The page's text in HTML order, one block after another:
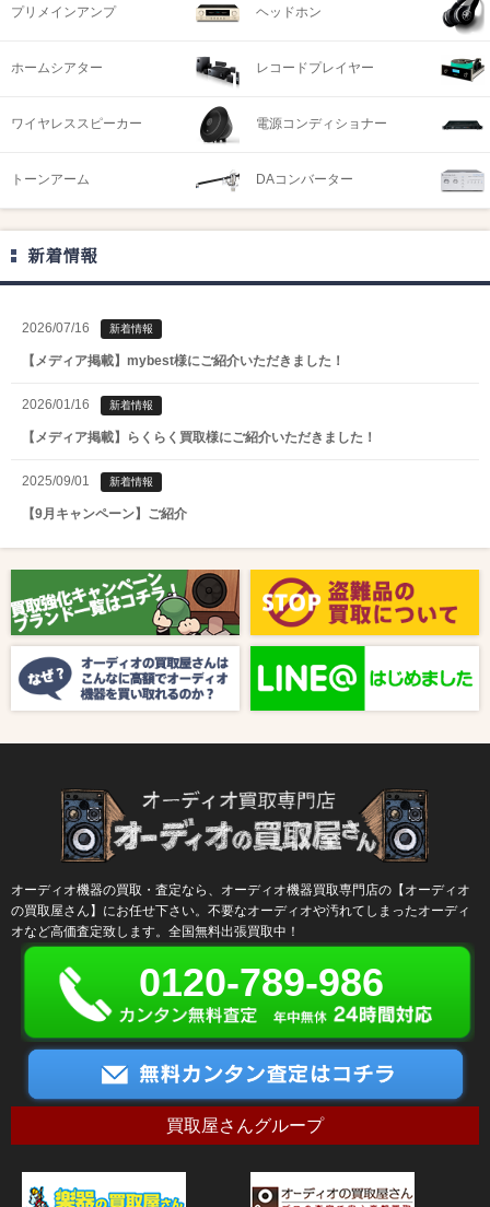
プリメインアンプ ヘッドホン
ホームシアター レコードプレイヤー
ワイヤレススピーカー 電源コンディショナー
トーンアーム DAコンバーター
新着情報
2026/07/16 新着情報
【メディア掲載】mybest様にご紹介いただきました！
2026/01/16 新着情報
【メディア掲載】らくらく買取様にご紹介いただきました！
2025/09/01 新着情報
【9月キャンペーン】ご紹介
【8月キャンペーン】ご紹介
2024/10/04 新着情報
【ラジオ番組放送のお知らせ】
オーディオ機器の買取・査定なら、オーディオ機器買取専門店の【オーディオ
の買取屋さん】にお任せ下さい。不要なオーディオや汚れてしまったオーディ
オなど高価査定致します。全国無料出張買取中！
0120-789-986
買取屋さんグループ